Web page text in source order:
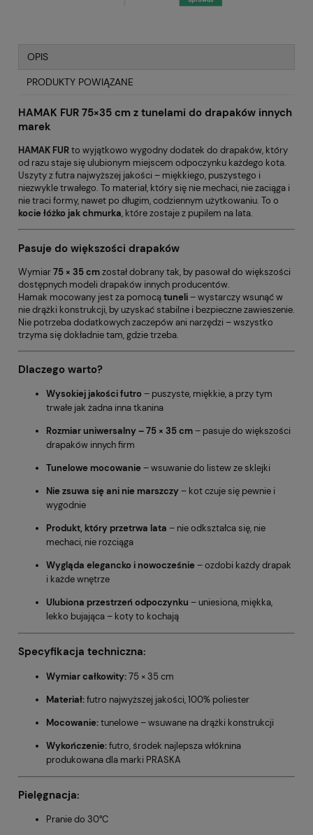
OPIS
PRODUKTY POWIĄZANE
HAMAK FUR 75×35 cm z tunelami do drapaków innych
marek
HAMAK FURto wyjątkowo wygodny dodatek do drapaków, który
od razu staje się ulubionym miejscem odpoczynku każdego kota.
Uszyty z futra najwyższej jakości – miękkiego, puszystego i
niezwykle trwałego. To materiał, który się nie mechaci, nie zaciąga i
nie traci formy, nawet po długim, codziennym użytkowaniu. To o
kocie łóżko jak chmurka, które zostaje z pupilem na lata.
Pasuje do większości drapaków
Wymiar75 × 35 cmzostał dobrany tak, by pasował do większości
dostępnych modeli drapaków innych producentów.
Hamak mocowany jest za pomocątuneli– wystarczy wsunąć w
nie drążki konstrukcji, by uzyskać stabilne i bezpieczne zawieszenie.
Nie potrzeba dodatkowych zaczepów ani narzędzi – wszystko
trzyma się dokładnie tam, gdzie trzeba.
Dlaczego warto?
Wysokiej jakości futro– puszyste, miękkie, a przy tym
trwałe jak żadna inna tkanina
Rozmiar uniwersalny – 75 × 35 cm– pasuje do większości
drapaków innych firm
Tunelowe mocowanie– wsuwanie do listew ze sklejki
Nie zsuwa się ani nie marszczy– kot czuje się pewnie i
wygodnie
Produkt, który przetrwa lata – nie odkształca się, nie
mechaci, nie rozciąga
Wygląda elegancko i nowocześnie– ozdobi każdy drapak
i każde wnętrze
Ulubiona przestrzeń odpoczynku – uniesiona, miękka,
lekko bujająca – koty to kochają
Specyfikacja techniczna:
Wymiar całkowity:75 × 35 cm
Materiał:futro najwyższej jakości, 100% poliester
Mocowanie:tunelowe – wsuwane na drążki konstrukcji
Wykończenie:futro, środek najlepsza włóknina
produkowana dla marki PRASKA
Pielęgnacja:
Pranie do 30°C